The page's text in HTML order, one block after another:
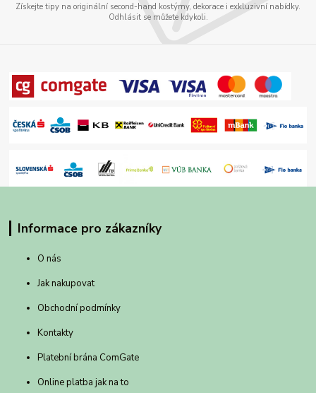
Získejte tipy na originální second-hand kostýmy, dekorace i exkluzivní nabídky.
Odhlásit se můžete kdykoli.
Informace pro zákazníky
O nás
Jak nakupovat
Obchodní podmínky
Kontakty
Platební brána ComGate
Online platba jak na to